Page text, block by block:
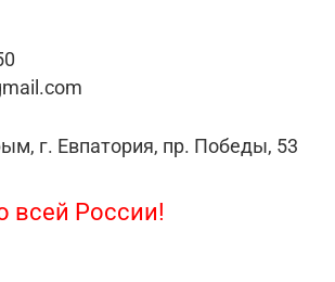
г. Евпатория, пр. Победы, 53
всей России!